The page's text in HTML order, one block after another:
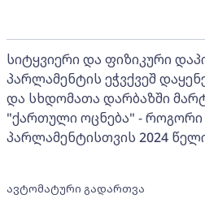
სიტყვიერი და ფიზიკური
პარლამენტის ეჭვქვეშ
და სხდომათა დარბაზში
"ქართული ოცნება" -
პარლამენტისთვის 2024
ავტომატური გადართვა